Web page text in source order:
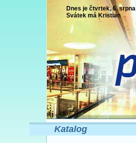
Dnes je čtvrtek, 6. srpna
Svátek má Kristian
Katalog